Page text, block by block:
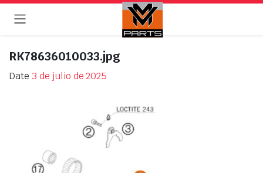
RK78636010033.jpg
Date 3 de julio de 2025